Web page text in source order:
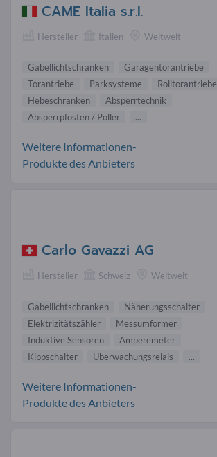
CAME Italia s.r.l.
Hersteller Italien Weltweit
Gabellichtschranken
Garagentorantriebe
Torantriebe
Parksysteme
Rolltorantriebe
Hebeschranken
Absperrtechnik
Absperrpfosten / Poller
...
Weitere Informationen-
Produkte des Anbieters
Carlo Gavazzi AG
Hersteller Schweiz Weltweit
Gabellichtschranken
Näherungsschalter
Elektrizitätszähler
Messumformer
Induktive Sensoren
Amperemeter
Kippschalter
Überwachungsrelais ...
Weitere Informationen-
Produkte des Anbieters